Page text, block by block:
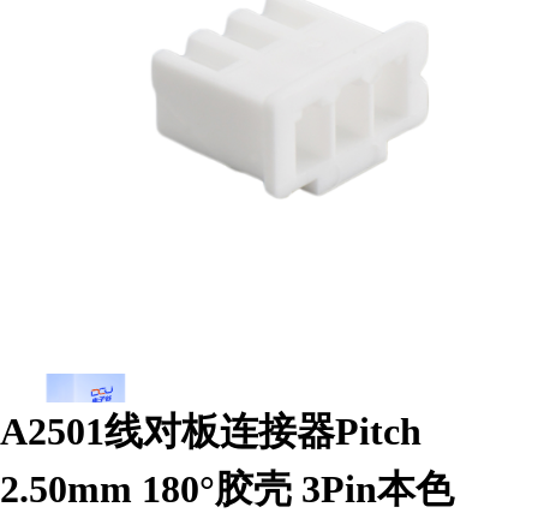
A2501线对板连接器Pitch
2.50mm 180°胶壳 3Pin本色